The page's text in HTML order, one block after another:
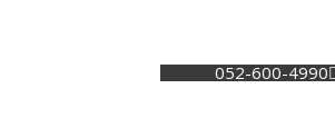
052-600-4990